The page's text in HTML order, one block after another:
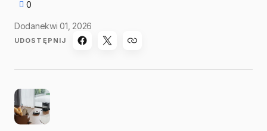
0
Dodanekwi 01, 2026
UDOSTĘPNIJ